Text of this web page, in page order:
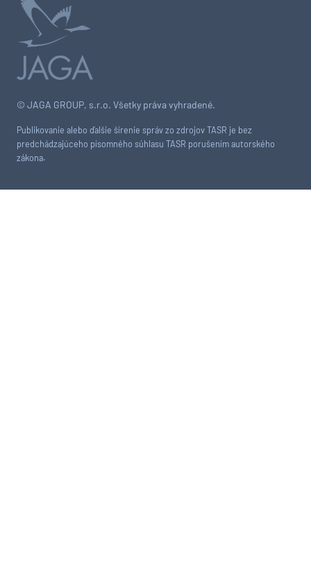
© JAGA GROUP, s.r.o. Všetky práva vyhradené.
Publikovanie alebo ďalšie šírenie správ zo zdrojov TASR je bez
predchádzajúceho písomného súhlasu TASR porušením autorského
zákona.